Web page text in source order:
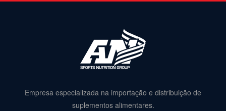
Empresa especializada na importação e distribuição de
suplementos alimentares.